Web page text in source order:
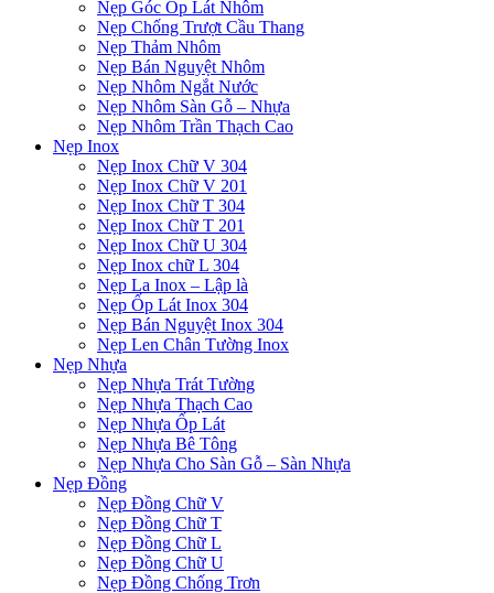
Nẹp Góc Ốp Lát Nhôm
Nẹp Chống Trượt Cầu Thang
Nẹp Thảm Nhôm
Nẹp Bán Nguyệt Nhôm
Nẹp Nhôm Ngắt Nước
Nẹp Nhôm Sàn Gỗ – Nhựa
Nẹp Nhôm Trần Thạch Cao
Nẹp Inox
Nẹp Inox Chữ V 304
Nẹp Inox Chữ V 201
Nẹp Inox Chữ T 304
Nẹp Inox Chữ T 201
Nẹp Inox Chữ U 304
Nẹp Inox chữ L 304
Nẹp La Inox – Lập là
Nẹp Ốp Lát Inox 304
Nẹp Bán Nguyệt Inox 304
Nẹp Len Chân Tường Inox
Nẹp Nhựa
Nẹp Nhựa Trát Tường
Nẹp Nhựa Thạch Cao
Nẹp Nhựa Ốp Lát
Nẹp Nhựa Bê Tông
Nẹp Nhựa Cho Sàn Gỗ – Sàn Nhựa
Nẹp Đồng
Nẹp Đồng Chữ V
Nẹp Đồng Chữ T
Nẹp Đồng Chữ L
Nẹp Đồng Chữ U
Nẹp Đồng Chống Trơn